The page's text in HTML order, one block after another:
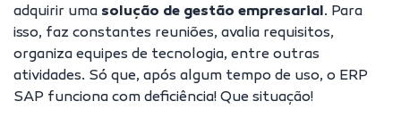
adquirir uma solução de gestão empresarial. Para
isso, faz constantes reuniões, avalia requisitos,
organiza equipes de tecnologia, entre outras
atividades. Só que, após algum tempo de uso, o ERP
SAP funciona com deficiência! Que situação!